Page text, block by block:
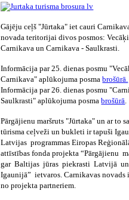
Gājēju ceļš "Jūrtaka" iet cauri
novada teritorijai divos posmos:
Carnikava un Carnikava - Saulkrasti.
Informācija par 25. dienas posmu
Carnikava" aplūkojuma posmabrošūrā.
Informācija par 26. dienas posmu
Saulkrasti" aplūkojuma posmabrošūrā
Pārgājienu maršruts "Jūrtaka" un ar to
tūrisma ceļveži un bukleti ir tapuši
Latvijas programmas Eiropas
attīstības fonda projekta “Pārgājienu
gar Baltijas jūras piekrasti Latvijā un
Igaunijā” ietvaros. Carnikavas novads
no projekta partneriem.